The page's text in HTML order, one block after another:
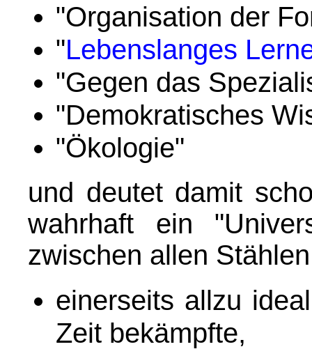
"Organisation der
"Lebenslanges
"Gegen das
"Demokratisches
"Ökologie"
und deutet damit
wahrhaft ein
zwischen allen
einerseits allzu
Zeit bekämpfte,